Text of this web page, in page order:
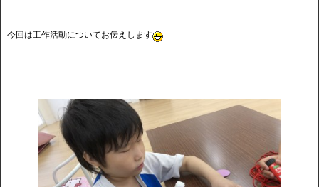
今回は工作活動についてお伝えします